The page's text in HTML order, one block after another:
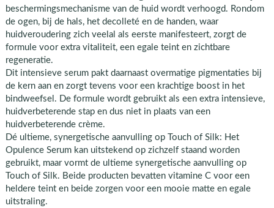
beschermingsmechanisme van de huid wordt verhoogd. Rondom
de ogen, bij de hals, het decolleté en de handen, waar
huidveroudering zich veelal als eerste manifesteert, zorgt de
formule voor extra vitaliteit, een egale teint en zichtbare
regeneratie.
Dit intensieve serum pakt daarnaast overmatige pigmentaties bij
de kern aan en zorgt tevens voor een krachtige boost in het
bindweefsel. De formule wordt gebruikt als een extra intensieve,
huidverbeterende stap en dus niet in plaats van een
huidverbeterende crème.
Dé ultieme, synergetische aanvulling op Touch of Silk: Het
Opulence Serum kan uitstekend op zichzelf staand worden
gebruikt, maar vormt de ultieme synergetische aanvulling op
Touch of Silk. Beide producten bevatten vitamine C voor een
heldere teint en beide zorgen voor een mooie matte en egale
uitstraling.